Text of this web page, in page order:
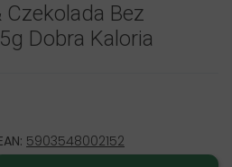
Bez
Dobra Kaloria
5903548002152